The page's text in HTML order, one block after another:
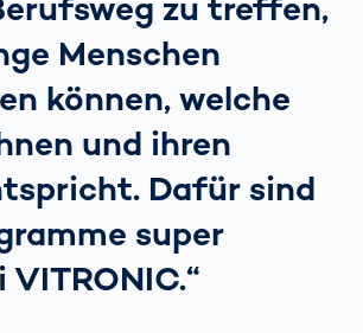
zu treffen,
Menschen
können, welche
und ihren
Dafür sind
super